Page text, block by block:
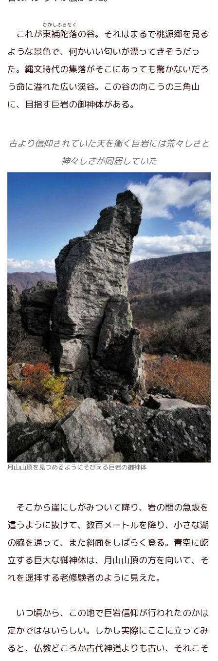
これが東補陀落
ひがしふらだく
の谷。それはまるで桃源郷を見る
ような景色で、何かいい匂いが漂ってきそうだっ
た。縄文時代の集落がそこにあっても驚かないだろ
う命に溢れた広い渓谷。この谷の向こうの三角山
に、目指す巨岩の御神体がある。
古より信仰されていた天を衝く巨岩には荒々しさと
神々しさが同居していた
月山山頂を見つめるようにそびえる巨岩の御神体
そこから崖にしがみついて降り、岩の間の急坂を
這うように抜けて、数百メートルを降り、小さな湖
の脇を通って、また斜面をしばらく登る。青空に屹
立する巨大な御神体は、月山山頂の方を向いて、そ
れを遥拝する老修験者のように見えた。
いつ頃から、この地で巨岩信仰が行われたのかは
定かではないらしい。しかし実際にここに立ってみ
ると、仏教どころか古代神道よりも古い、それこそ